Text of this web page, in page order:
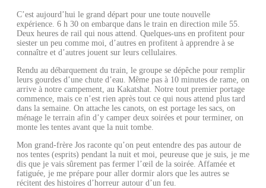
C’est aujourd’hui le grand départ pour une toute nouvelle
expérience. 6 h 30 on embarque dans le train en direction mile 55.
Deux heures de rail qui nous attend. Quelques-uns en profitent pour
siester un peu comme moi, d’autres en profitent à apprendre à se
connaître et d’autres jouent sur leurs cellulaires.
Rendu au débarquement du train, le groupe se dépêche pour remplir
leurs gourdes d’une chute d’eau. Même pas à 10 minutes de rame, on
arrive à notre campement, au Kakatshat. Notre tout premier portage
commence, mais ce n’est rien après tout ce qui nous attend plus tard
dans la semaine. On attache les canots, on est portage les sacs, on
ménage le terrain afin d’y camper deux soirées et pour terminer, on
monte les tentes avant que la nuit tombe.
Mon grand-frère Jos raconte qu’on peut entendre des pas autour de
nos tentes (esprits) pendant la nuit et moi, peureuse que je suis, je me
dis que je vais sûrement pas fermer l’œil de la soirée. Affamée et
fatiguée, je me prépare pour aller dormir alors que les autres se
récitent des histoires d’horreur autour d’un feu.